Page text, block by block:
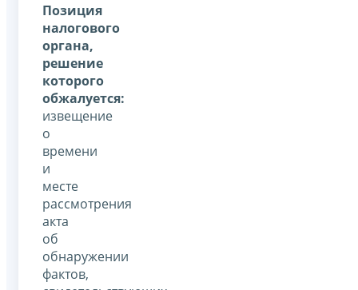
Позиция
налогового
органа,
решение
которого
обжалуется:
извещение
о
времени
и
месте
рассмотрения
акта
об
обнаружении
фактов,